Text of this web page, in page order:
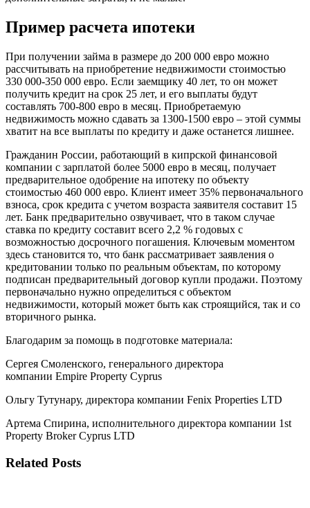
Пример расчета ипотеки
При получении займа в размере до 200 000 евро можно
рассчитывать на приобретение недвижимости стоимостью
330 000-350 000 евро. Если заемщику 40 лет, то он может
получить кредит на срок 25 лет, и его выплаты будут
составлять 700-800 евро в месяц. Приобретаемую
недвижимость можно сдавать за 1300-1500 евро – этой суммы
хватит на все выплаты по кредиту и даже останется лишнее.
Гражданин России, работающий в кипрской финансовой
компании с зарплатой более 5000 евро в месяц, получает
предварительное одобрение на ипотеку по объекту
стоимостью 460 000 евро. Клиент имеет 35% первоначального
взноса, срок кредита с учетом возраста заявителя составит 15
лет. Банк предварительно озвучивает, что в таком случае
ставка по кредиту составит всего 2,2 % годовых с
возможностью досрочного погашения. Ключевым моментом
здесь становится то, что банк рассматривает заявления о
кредитовании только по реальным объектам, по которому
подписан предварительный договор купли продажи. Поэтому
первоначально нужно определиться с объектом
недвижимости, который может быть как строящийся, так и со
вторичного рынка.
Благодарим за помощь в подготовке материала:
Сергея Смоленского, генерального директора
компании Empire Property Cyprus
Ольгу Тутунару, директора компании Fenix Properties LTD
Артема Спирина, исполнительного директора компании 1st
Property Broker Cyprus LTD
Related Posts